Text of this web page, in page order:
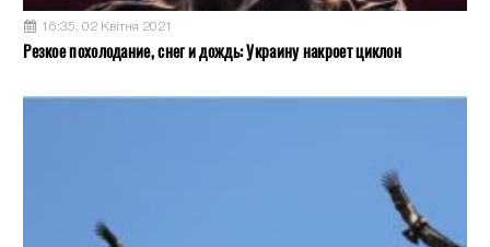
16:35, 02 Квітня 2021
Резкое похолодание, снег и дождь: Украину накроет циклон